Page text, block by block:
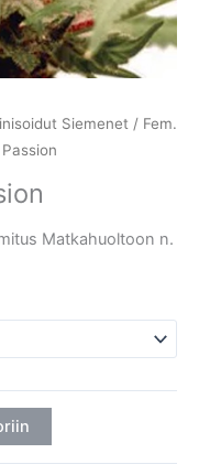
Siemenet / Fem.
Matkahuoltoon n.